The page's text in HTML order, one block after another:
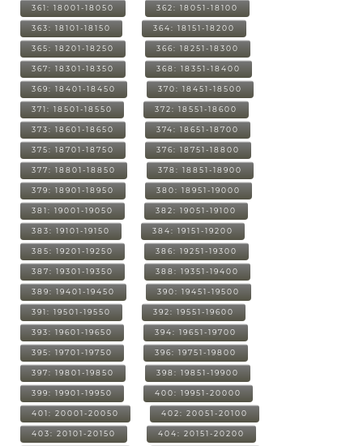
361: 18001-18050 362: 18051-18100
363: 18101-18150 364: 18151-18200
365: 18201-18250 366: 18251-18300
367: 18301-18350 368: 18351-18400
369: 18401-18450 370: 18451-18500
371: 18501-18550 372: 18551-18600
373: 18601-18650 374: 18651-18700
375: 18701-18750 376: 18751-18800
377: 18801-18850 378: 18851-18900
379: 18901-18950 380: 18951-19000
381: 19001-19050 382: 19051-19100
383: 19101-19150 384: 19151-19200
385: 19201-19250 386: 19251-19300
387: 19301-19350 388: 19351-19400
389: 19401-19450 390: 19451-19500
391: 19501-19550 392: 19551-19600
393: 19601-19650 394: 19651-19700
395: 19701-19750 396: 19751-19800
397: 19801-19850 398: 19851-19900
399: 19901-19950 400: 19951-20000
401: 20001-20050 402: 20051-20100
403: 20101-20150 404: 20151-20200